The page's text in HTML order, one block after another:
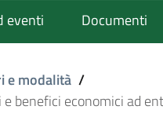
eventi Documenti
e modalità /
benefici economici ad